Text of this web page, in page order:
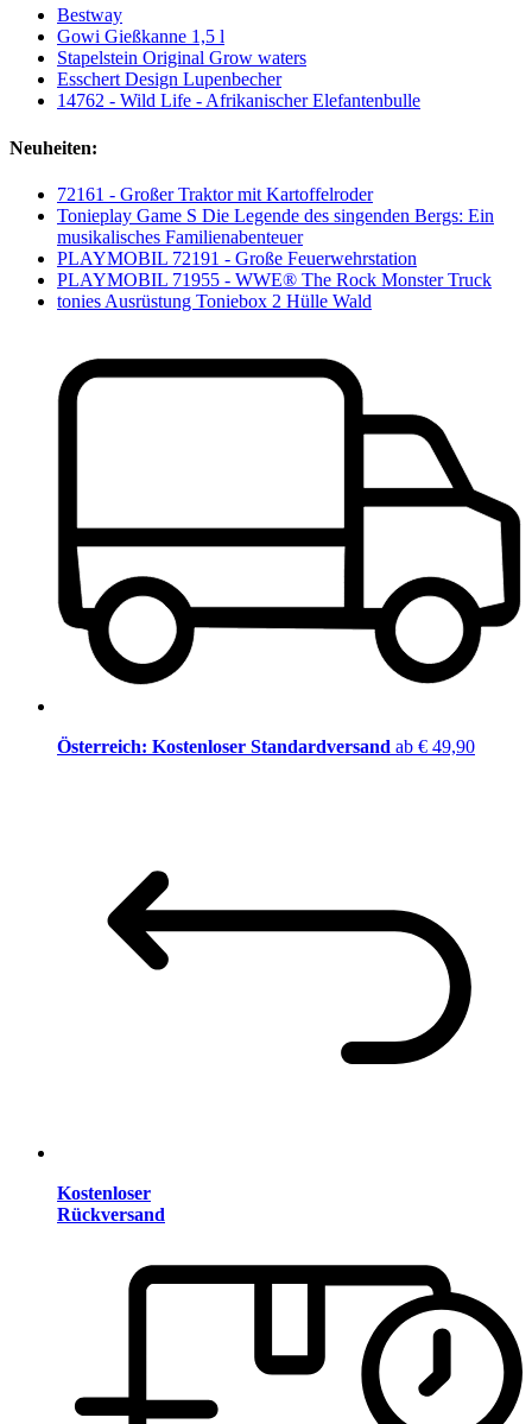
Bestway
Gowi Gießkanne 1,5 l
Stapelstein Original Grow waters
Esschert Design Lupenbecher
14762 - Wild Life - Afrikanischer Elefantenbulle
Neuheiten:
72161 - Großer Traktor mit Kartoffelroder
Tonieplay Game S Die Legende des singenden Bergs: Ein
musikalisches Familienabenteuer
PLAYMOBIL 72191 - Große Feuerwehrstation
PLAYMOBIL 71955 - WWE® The Rock Monster Truck
tonies Ausrüstung Toniebox 2 Hülle Wald
Österreich: Kostenloser Standardversand ab € 49,90
Kostenloser
Rückversand